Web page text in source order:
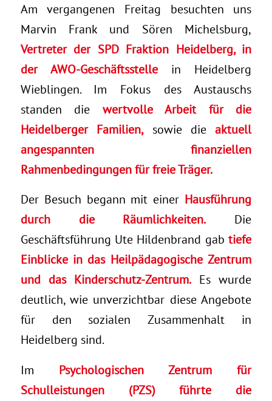
Am vergangenen Freitag besuchten uns
Marvin Frank und Sören Michelsburg,
Vertreter der SPD Fraktion Heidelberg, in
der AWO-Geschäftsstellein Heidelberg
Wieblingen. Im Fokus des Austauschs
standen die wertvolle Arbeit für die
Heidelberger Familien,sowie dieaktuell
angespannten finanziellen
Rahmenbedingungen für freie Träger.
Der Besuch begann mit einer Hausführung
durch die Räumlichkeiten. Die
Geschäftsführung Ute Hildenbrand gabtiefe
Einblicke in das Heilpädagogische Zentrum
und das Kinderschutz-Zentrum. Es wurde
deutlich, wie unverzichtbar diese Angebote
für den sozialen Zusammenhalt in
Heidelberg sind.
Im Psychologischen Zentrum für
Schulleistungen (PZS) führte die